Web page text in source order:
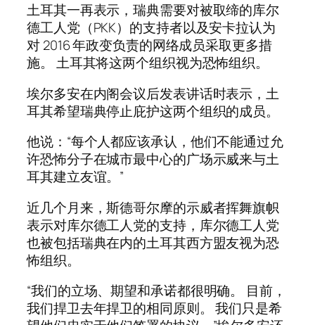
土耳其一再表示，瑞典需要对被取缔的库尔
德工人党（PKK）的支持者以及安卡拉认为
对 2016 年政变负责的网络成员采取更多措
施。 土耳其将这两个组织视为恐怖组织。
埃尔多安在内阁会议后发表讲话时表示，土
耳其希望瑞典停止庇护这两个组织的成员。
他说：“每个人都应该承认，他们不能通过允
许恐怖分子在城市最中心的广场示威来与土
耳其建立友谊。”
近几个月来，斯德哥尔摩的示威者挥舞旗帜
表示对库尔德工人党的支持，库尔德工人党
也被包括瑞典在内的土耳其西方盟友视为恐
怖组织。
“我们的立场、期望和承诺都很明确。 目前，
我们捍卫去年捍卫的相同原则。 我们只是希